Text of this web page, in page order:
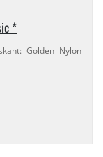
*
Golden Nylon